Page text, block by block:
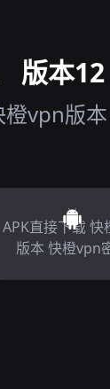
版本12
橙vpn版本
APK直接下载 快
版本 快橙vpn